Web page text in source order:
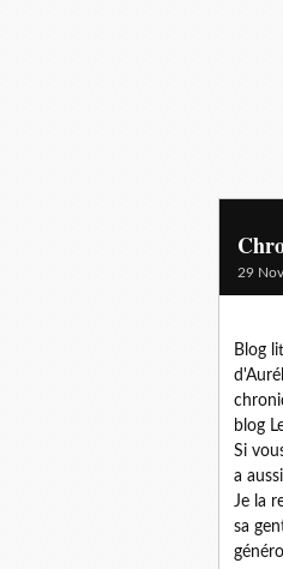
29
Blog
blog
Si
a
Je la
sa